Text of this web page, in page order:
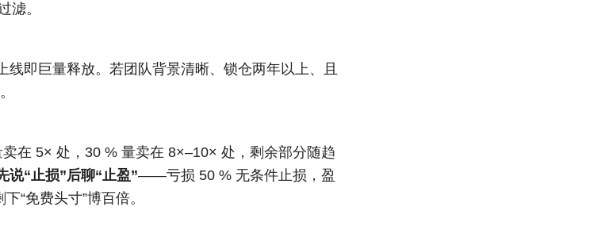
滤。
即巨量释放。若团队背景清晰、锁仓两年以上、且
在 5× 处，30 % 量卖在 8×–10× 处，剩余部分随趋
说“止损”后聊“止盈”——亏损 50 % 无条件止损，盈
“免费头寸”博百倍。